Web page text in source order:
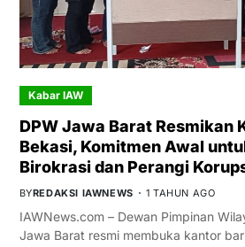
Kabar IAW
DPW Jawa Barat Resmikan
Bekasi, Komitmen Awal
Birokrasi dan Perangi
BYREDAKSI IAWNEWS 1 TAHUN AGO
IAWNews.com – Dewan Pimpinan
Jawa Barat resmi membuka kantor